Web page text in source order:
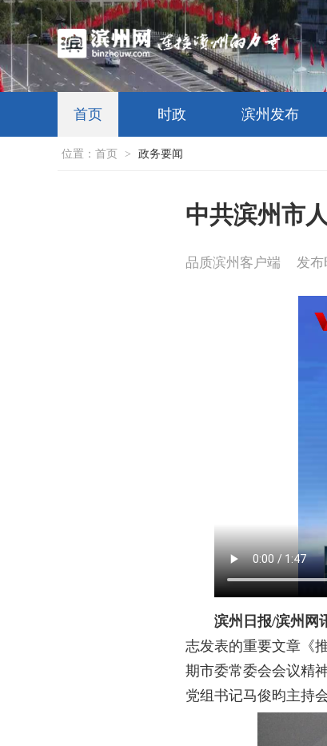
首页 时政 滨州发布
位置： 首页 > 政务要闻
中共滨州市
品质滨州客户端 发布
滨州日报/滨州网
志发表的重要文章《
期市委常委会会议精
党组书记马俊昀主持